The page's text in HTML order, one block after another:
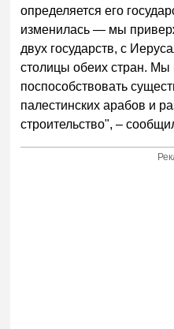
определяется его
изменилась — мы
двух государств, с
столицы обеих стран.
поспособствовать
палестинских арабов и
строительство", –